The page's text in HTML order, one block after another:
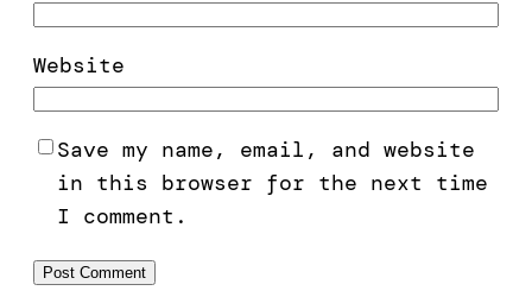
Website
Save my name, email, and website
in this browser for the next time
I comment.